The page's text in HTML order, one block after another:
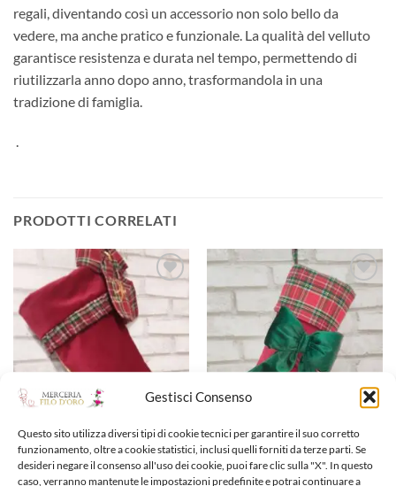
Gestisci Consenso
Questo sito utilizza diversi tipi di cookie tecnici per garantire il suo corretto
funzionamento, oltre a cookie statistici, inclusi quelli forniti da terze parti. Se
desideri negare il consenso all'uso dei cookie, puoi fare clic sulla "X". In questo
caso, verranno mantenute le impostazioni predefinite e potrai continuare a
regali, diventando così un accessorio non solo bello da
vedere, ma anche pratico e funzionale. La qualità del velluto
garantisce resistenza e durata nel tempo, permettendo di
riutilizzarla anno dopo anno, trasformandola in una
tradizione di famiglia.
.
PRODOTTI CORRELATI
Aggiungi
dei
desideri
Aggiungi
alla lista
dei
desideri
CALZE DELLA BEFANA